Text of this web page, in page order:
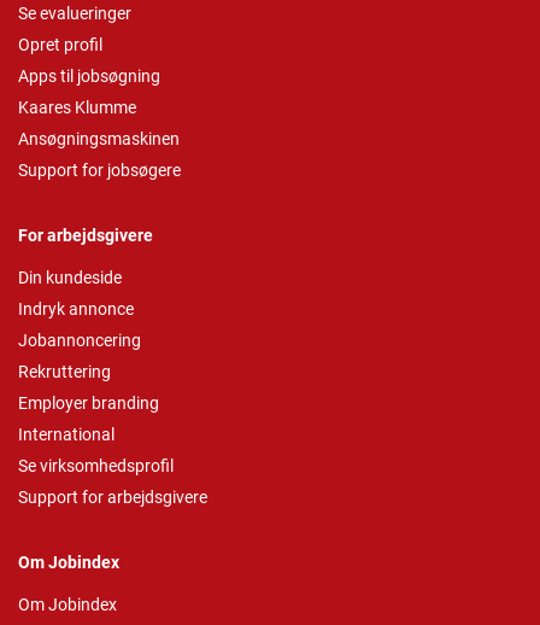
Se evalueringer
Opret profil
Apps til jobsøgning
Kaares Klumme
Ansøgningsmaskinen
Support for jobsøgere
For arbejdsgivere
Din kundeside
Indryk annonce
Jobannoncering
Rekruttering
Employer branding
International
Se virksomhedsprofil
Support for arbejdsgivere
Om Jobindex
Om Jobindex